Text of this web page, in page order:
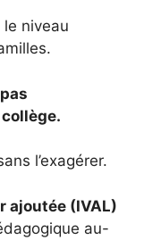
le niveau
l’exagérer.
ajoutée (IVAL)
au-